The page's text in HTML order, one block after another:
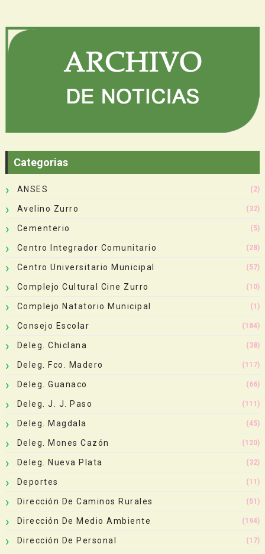
Categorias
ANSES (2)
Avelino Zurro (32)
Cementerio (5)
Centro Integrador Comunitario (28)
Centro Universitario Municipal (57)
Complejo Cultural Cine Zurro (10)
Complejo Natatorio Municipal (1)
Consejo Escolar (184)
Deleg. Chiclana (38)
Deleg. Fco. Madero (117)
Deleg. Guanaco (66)
Deleg. J. J. Paso (111)
Deleg. Magdala (45)
Deleg. Mones Cazón (120)
Deleg. Nueva Plata (32)
Deportes (11)
Dirección De Caminos Rurales (51)
Dirección De Medio Ambiente (194)
Dirección De Personal (17)